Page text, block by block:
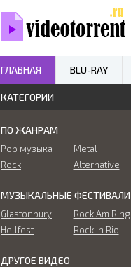
КАТЕГОРИИ
ПО ЖАНРАМ
Pop музыка
Rock
Metal
Alternative
МУЗЫКАЛЬНЫЕ ФЕСТИВАЛИ
Glastonbury
Hellfest
Rock Am Ring
Rock in Rio
ДРУГОЕ ВИДЕО
ГЛАВНАЯ BLU-RAY